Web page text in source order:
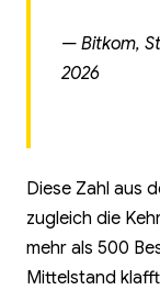
— Bitkom,
2026
Diese Zahl aus
zugleich die
mehr als 500
Mittelstand